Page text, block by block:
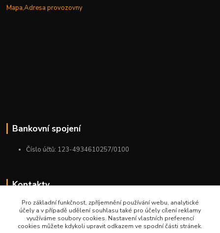
Mapa,Adresa provozovny
Bankovní spojení
Číslo účtů: 123-4934610257/0100
Kontakty
+420 775 954 963
9:00-12:00-13:00-16:00
Pro základní funkčnost, zpříjemnění používání webu, analytické
účely a v případě udělení souhlasu také pro účely cílení reklamy
využíváme soubory cookies. Nastavení vlastních preferencí
cookies můžete kdykoli upravit odkazem ve spodní části stránek.